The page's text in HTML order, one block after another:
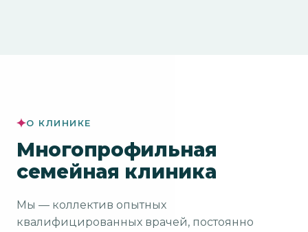
О КЛИНИКЕ
Многопрофильная
семейная клиника
Мы — коллектив опытных
квалифицированных врачей, постоянно